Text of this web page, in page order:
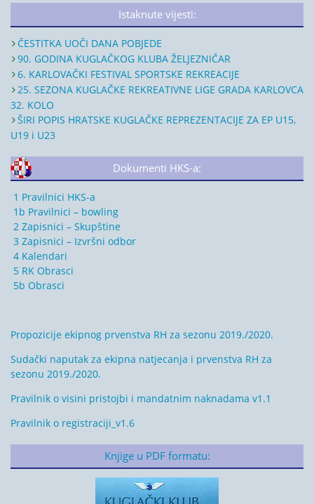
Istaknute vijesti:
ČESTITKA UOČI DANA POBJEDE
90. GODINA KUGLAČKOG KLUBA ŽELJEZNIČAR
6. KARLOVAČKI FESTIVAL SPORTSKE REKREACIJE
25. SEZONA KUGLAČKE REKREATIVNE LIGE GRADA KARLOVCA
32. KOLO
ŠIRI POPIS HRATSKE KUGLAČKE REPREZENTACIJE ZA EP U15,
U19 i U23
Dokumenti HKS-a:
1 Pravilnici HKS-a
1b Pravilnici – bowling
2 Zapisnici – Skupštine
3 Zapisnici – Izvršni odbor
4 Kalendari
5 RK Obrasci
5b Obrasci
Propozicije ekipnog prvenstva RH za sezonu 2019./2020.
Sudački naputak za ekipna natjecanja i prvenstva RH za
sezonu 2019./2020.
Pravilnik o visini pristojbi i mandatnim naknadama v1.1
Pravilnik o registraciji_v1.6
Knjige u PDF formatu: